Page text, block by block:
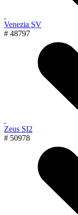
Venezia SV
# 48797
Zeus SI2
# 50978